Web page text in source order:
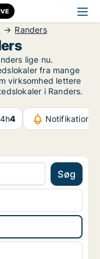
Randers
lige nu.
fra mange
virksomhed lettere
i Randers.
4
Søg